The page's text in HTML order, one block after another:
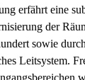
erfährt eine
der
sowie
Leitsystem.